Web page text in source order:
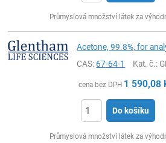
Průmyslová množství látek za
Acetone, 99.8%, for
CAS:67-64-1 Kat. č.:
cena bez DPH 1 590,08
Do košíku
Průmyslová množství látek za